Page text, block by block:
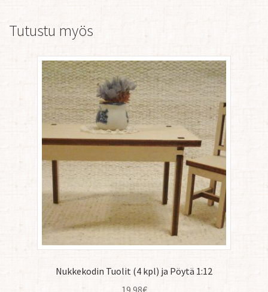
Tutustu myös
Nukkekodin Tuolit (4 kpl) ja Pöytä 1:12
19.98€